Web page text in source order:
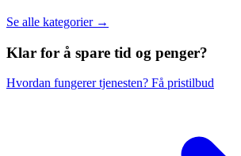
Se alle kategorier →
Klar for å spare tid og penger?
Hvordan fungerer tjenesten? Få pristilbud